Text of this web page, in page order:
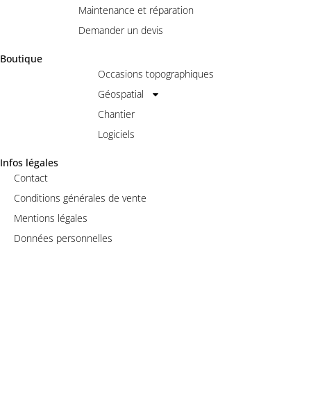
Maintenance et réparation
Demander un devis
Boutique
Occasions topographiques
Géospatial
Chantier
Logiciels
Infos légales
Contact
Conditions générales de vente
Mentions légales
Données personnelles